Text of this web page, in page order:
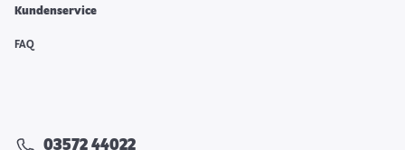
Kundenservice
FAQ
03572 44022